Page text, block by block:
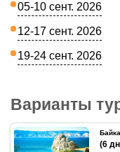
05-10 сент. 2026
12-17 сент. 2026
19-24 сент. 2026
Варианты
(6